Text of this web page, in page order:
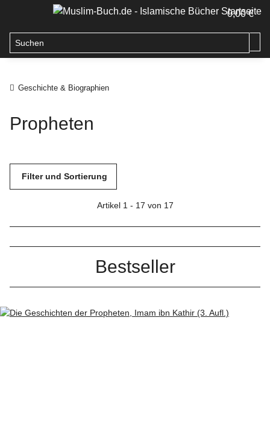
0,00 €
Geschichte & Biographien
Propheten
Filter und Sortierung
Artikel 1 - 17 von 17
Bestseller